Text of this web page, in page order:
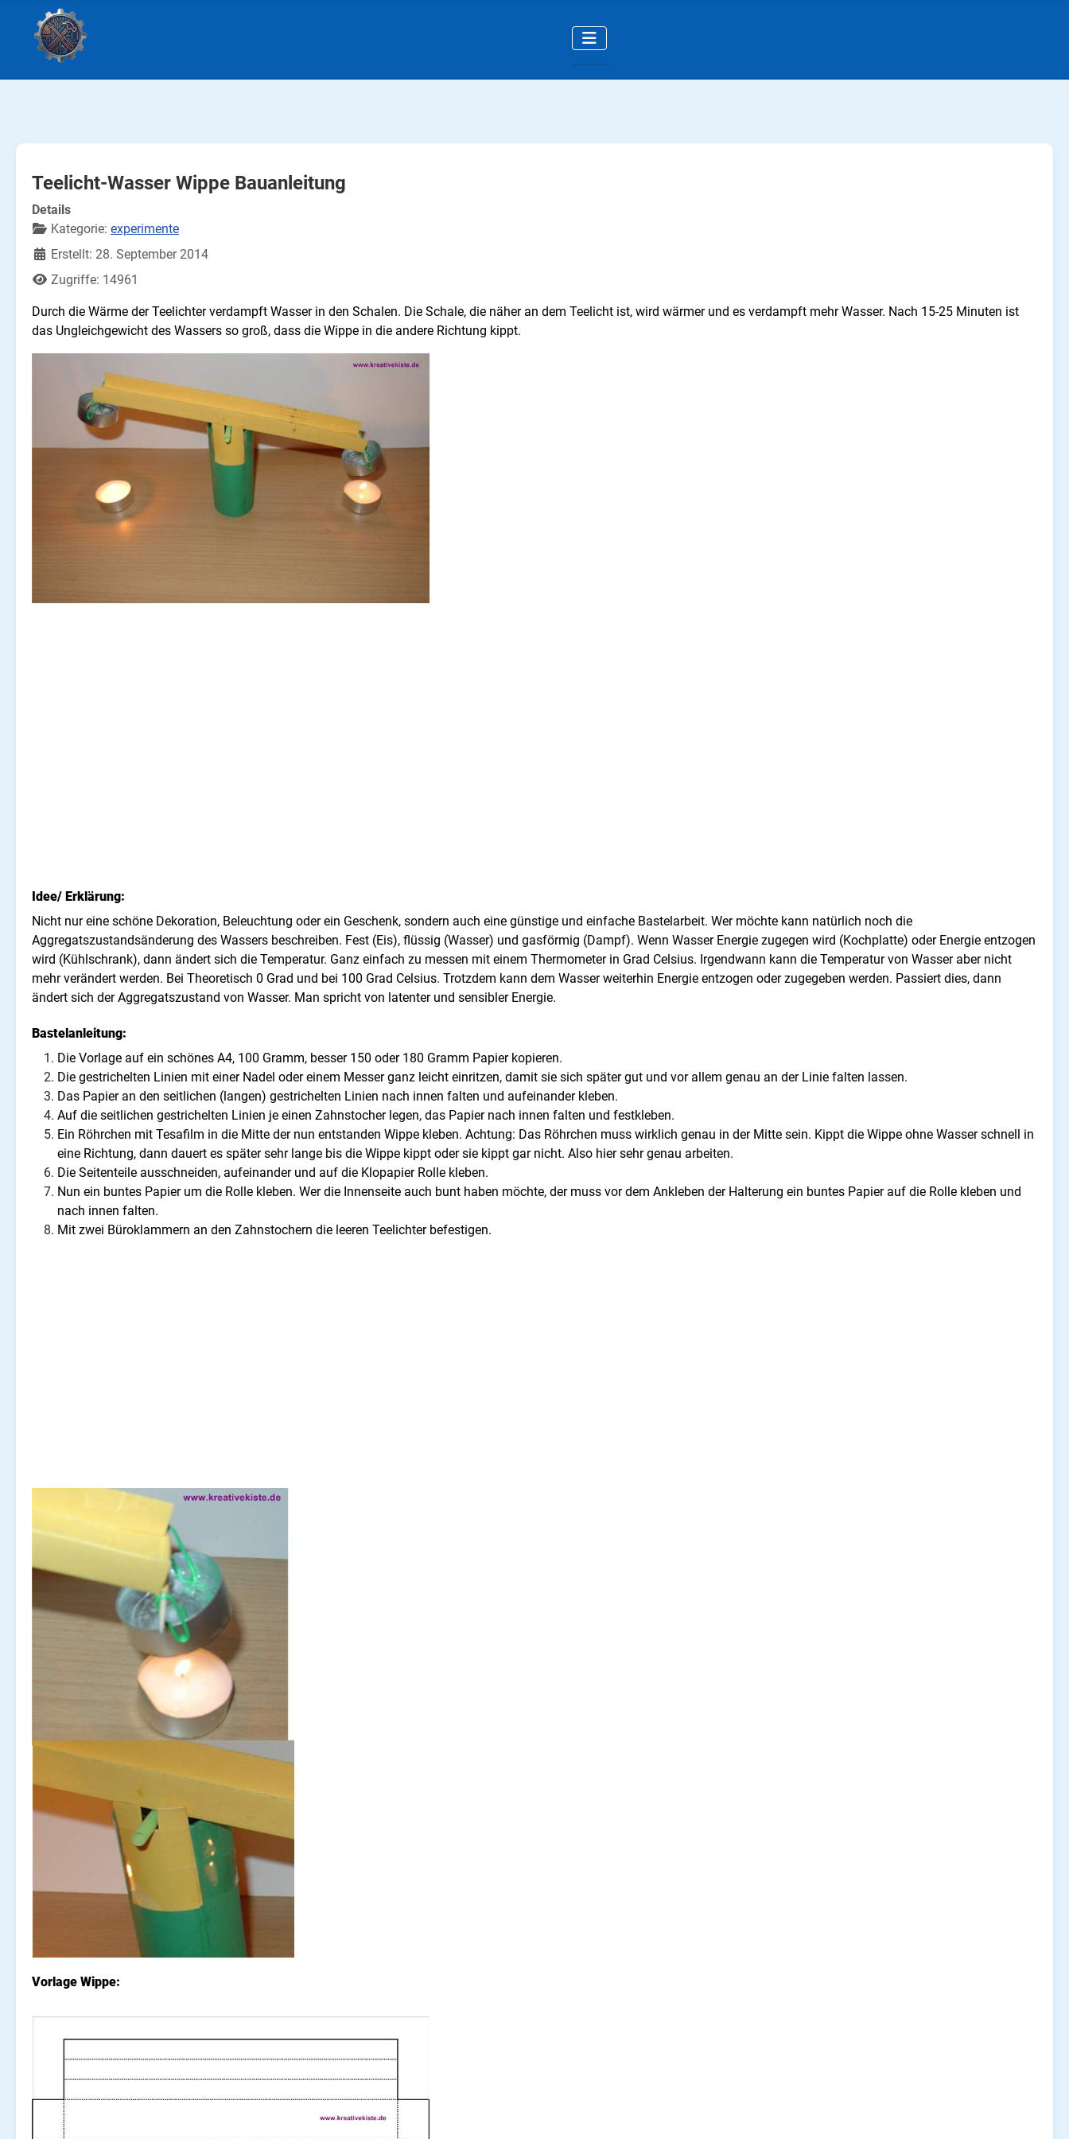
Teelicht-Wasser Wippe Bauanleitung
Details
Kategorie: experimente
Erstellt: 28. September 2014
Zugriffe: 14961
Durch die Wärme der Teelichter verdampft Wasser in den Schalen. Die Schale, die näher an dem Teelicht ist, wird wärmer und es verdampft mehr Wasser. Nach 15-25 Minuten ist
das Ungleichgewicht des Wassers so groß, dass die Wippe in die andere Richtung kippt.
Idee/ Erklärung:
Nicht nur eine schöne Dekoration, Beleuchtung oder ein Geschenk, sondern auch eine günstige und einfache Bastelarbeit. Wer möchte kann natürlich noch die
Aggregatszustandsänderung des Wassers beschreiben. Fest (Eis), flüssig (Wasser) und gasförmig (Dampf). Wenn Wasser Energie zugegen wird (Kochplatte) oder Energie entzogen
wird (Kühlschrank), dann ändert sich die Temperatur. Ganz einfach zu messen mit einem Thermometer in Grad Celsius. Irgendwann kann die Temperatur von Wasser aber nicht
mehr verändert werden. Bei Theoretisch 0 Grad und bei 100 Grad Celsius. Trotzdem kann dem Wasser weiterhin Energie entzogen oder zugegeben werden. Passiert dies, dann
ändert sich der Aggregatszustand von Wasser. Man spricht von latenter und sensibler Energie.
Bastelanleitung:
Die Vorlage auf ein schönes A4, 100 Gramm, besser 150 oder 180 Gramm Papier kopieren.
Die gestrichelten Linien mit einer Nadel oder einem Messer ganz leicht einritzen, damit sie sich später gut und vor allem genau an der Linie falten lassen.
Das Papier an den seitlichen (langen) gestrichelten Linien nach innen falten und aufeinander kleben.
Auf die seitlichen gestrichelten Linien je einen Zahnstocher legen, das Papier nach innen falten und festkleben.
Ein Röhrchen mit Tesafilm in die Mitte der nun entstanden Wippe kleben. Achtung: Das Röhrchen muss wirklich genau in der Mitte sein. Kippt die Wippe ohne Wasser schnell in
eine Richtung, dann dauert es später sehr lange bis die Wippe kippt oder sie kippt gar nicht. Also hier sehr genau arbeiten.
Die Seitenteile ausschneiden, aufeinander und auf die Klopapier Rolle kleben.
Nun ein buntes Papier um die Rolle kleben. Wer die Innenseite auch bunt haben möchte, der muss vor dem Ankleben der Halterung ein buntes Papier auf die Rolle kleben und
nach innen falten.
Mit zwei Büroklammern an den Zahnstochern die leeren Teelichter befestigen.
Vorlage Wippe: